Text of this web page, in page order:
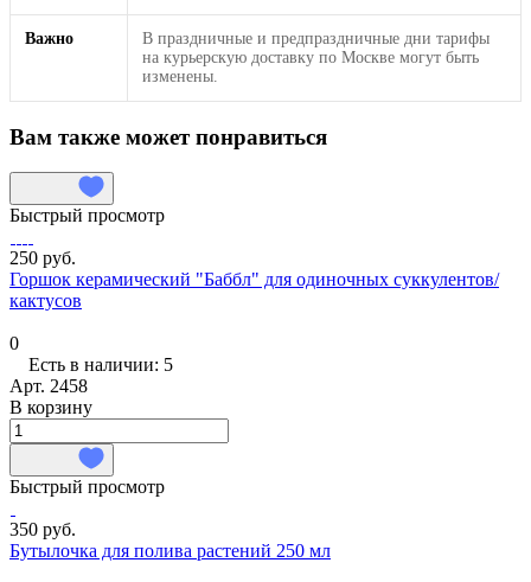
Важно
В праздничные и предпраздничные дни тарифы
на курьерскую доставку по Москве могут быть
изменены.
Вам также может понравиться
Быстрый просмотр
250 руб.
Горшок керамический "Баббл" для одиночных суккулентов/
кактусов
0
Есть в наличии: 5
Арт. 2458
В корзину
Быстрый просмотр
350 руб.
Бутылочка для полива растений 250 мл